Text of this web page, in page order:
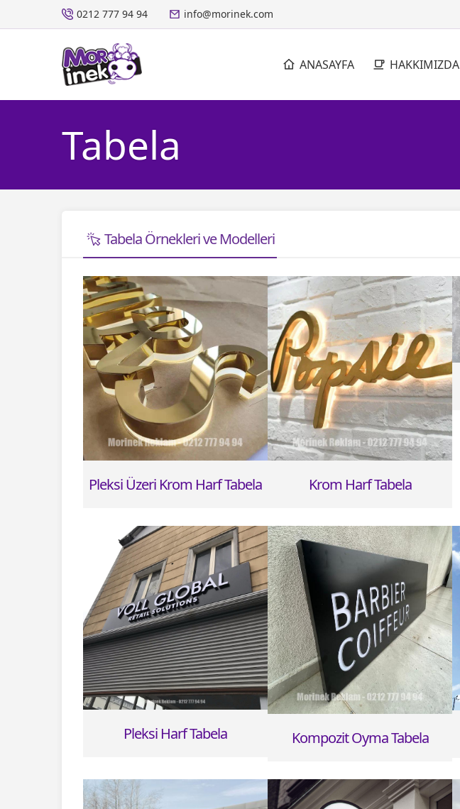
0212 777 94 94 info@morinek.com
ANASAYFA HAKKIMIZDA
Tabela
Tabela Örnekleri ve Modelleri
Pleksi Üzeri Krom Harf Tabela Krom Harf Tabela
Pleksi Harf Tabela Kompozit Oyma Tabela